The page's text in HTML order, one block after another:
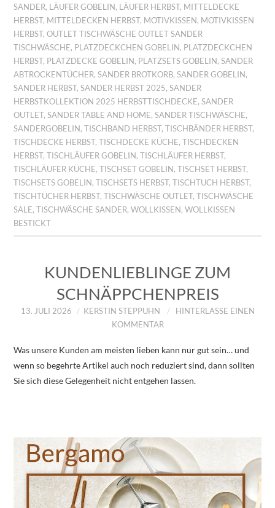
SANDER, LÄUFER GOBELIN , LÄUFER HERBST, MITTELDECKE
HERBST, MITTELDECKEN HERBST, MOTIVKISSEN , MOTIVKISSEN
HERBST,OUTLET TISCHWÄSCHE OUTLET SANDER
TISCHWÄSCHE, PLATZDECKCHEN GOBELIN , PLATZDECKCHEN
HERBST, PLATZDECKE GOBELIN , PLATZSETS GOBELIN ,SANDER
ABTROCKENTÜCHER,SANDER BROTKORB,SANDER GOBELIN ,
SANDER HERBST,SANDER HERBST 2025,SANDER
HERBSTKOLLEKTION 2025 HERBSTTISCHDECKE,SANDER
OUTLET,SANDER TABLE AND HOME,SANDER TISCHWÄSCHE,
SANDERGOBELIN ,TISCHBAND HERBST,TISCHBÄNDER HERBST,
TISCHDECKE HERBST,TISCHDECKE KÜCHE,TISCHDECKEN
HERBST,TISCHLÄUFER GOBELIN ,TISCHLÄUFER HERBST,
TISCHLÄUFER KÜCHE,TISCHSET GOBELIN ,TISCHSET HERBST,
TISCHSETS GOBELIN ,TISCHSETS HERBST,TISCHTUCH HERBST,
TISCHTÜCHER HERBST,TISCHWÄSCHE OUTLET,TISCHWÄSCHE
SALE,TISCHWÄSCHE SANDER,WOLLKISSEN ,WOLLKISSEN
BESTICKT
KUNDENLIEBLINGE ZUM
SCHNÄPPCHENPREIS
13. JULI 2026 KERSTIN STEPPUHN
HINTERLASSE EINEN
KOMMENTAR
Was unsere Kunden am meisten lieben kann nur gut sein… und
wenn so begehrte Artikel auch noch reduziert sind, dann sollten
Sie sich diese Gelegenheit nicht entgehen lassen.